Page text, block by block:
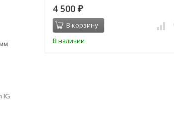
4 500 ₽
В корзину
В наличии
IG